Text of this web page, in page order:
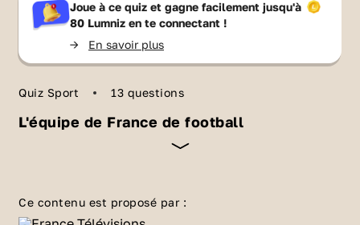
Joue à ce quiz et gagne facilement jusqu'à
80 Lumniz en te connectant !
-> En savoir plus
Quiz Sport 13 questions
L'équipe de France de football
compétitions internationales de foot ⚽ depuis
sa création en 1904. Les joueurs
Ce contenu est proposé par :